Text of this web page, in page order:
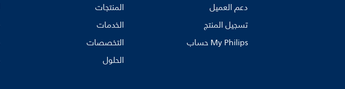
دعم العميل
تسجيل المنتج
My Philips حساب
المنتجات
الخدمات
التخصصات
الحلول